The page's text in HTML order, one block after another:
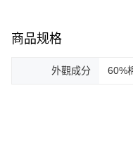
商品规格
外觀成分 60%